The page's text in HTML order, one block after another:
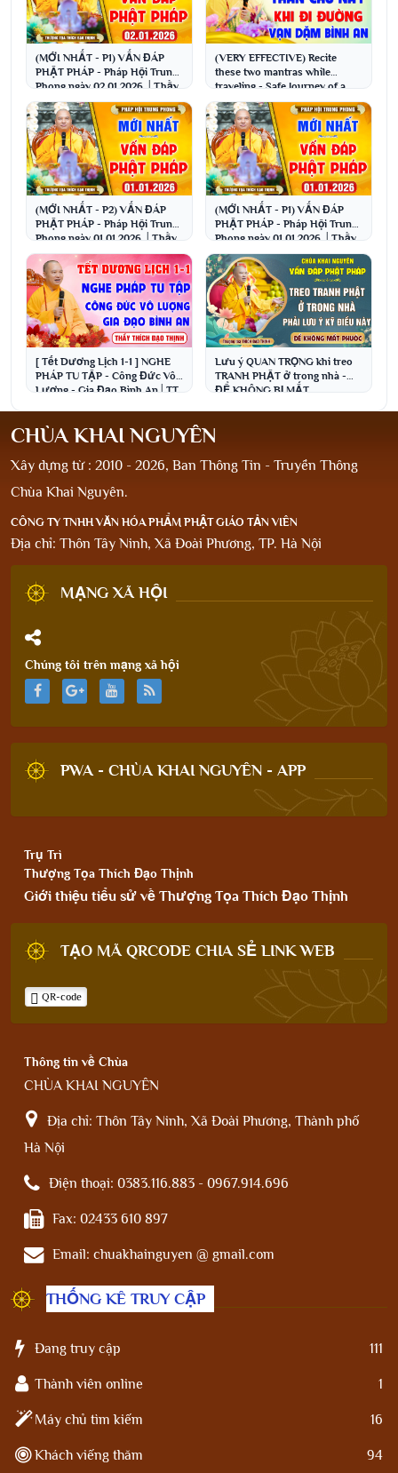
(MỚI NHẤT - P1) VẤN ĐÁP
PHẬT PHÁP - Pháp Hội Trung
Phong ngày 02.01.2026 │Thầy
Thích Đạo Thịnh
(VERY EFFECTIVE) Recite
these two mantras while
traveling - Safe Journey of a
Thousand Miles │ Ve...
(MỚI NHẤT - P2) VẤN ĐÁP
PHẬT PHÁP - Pháp Hội Trung
Phong ngày 01.01.2026 │Thầy
Thích Đạo Thịnh
(MỚI NHẤT - P1) VẤN ĐÁP
PHẬT PHÁP - Pháp Hội Trung
Phong ngày 01.01.2026 │Thầy
Thích Đạo Thịnh
[ Tết Dương Lịch 1-1 ] NGHE
PHÁP TU TẬP - Công Đức Vô
Lượng - Gia Đạo Bình An│TT.
Lưu ý QUAN TRỌNG khi treo
TRANH PHẬT ở trong nhà -
ĐỂ KHÔNG BỊ MẤT
CHÙA KHAI NGUYÊN
Xây dựng từ : 2010 - 2026, Ban Thông Tin - Truyền Thông
Chùa Khai Nguyên.
CÔNG TY TNHH VĂN HÓA PHẨM PHẬT GIÁO TẢN VIÊN
Địa chỉ: Thôn Tây Ninh, Xã Đoài Phương, TP. Hà Nội
MẠNG XÃ HỘI
Chúng tôi trên mạng xã hội
PWA - CHÙA KHAI NGUYÊN - APP
Trụ Trì
Thượng Tọa Thích Đạo Thịnh
Giới thiệu tiểu sử về Thượng Tọa Thích Đạo Thịnh
TẠO MÃ QRCODE CHIA SẺ LINK WEB
QR-code
Thông tin về Chùa
CHÙA KHAI NGUYÊN
Địa chỉ: Thôn Tây Ninh, Xã Đoài Phương, Thành phố
Hà Nội
Điện thoại: 0383.116.883 - 0967.914.696
Fax: 02433 610 897
Email: chuakhainguyen @ gmail.com
THỐNG KÊ TRUY CẬP
Đang truy cập 111
Thành viên online 1
Máy chủ tìm kiếm 16
Khách viếng thăm 94